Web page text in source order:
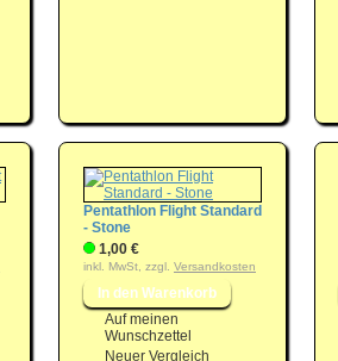
Pentathlon Flight Standard
- Stone
1,00 €
inkl. MwSt, zzgl. Versandkosten
Auf meinen
Wunschzettel
Neuer Vergleich